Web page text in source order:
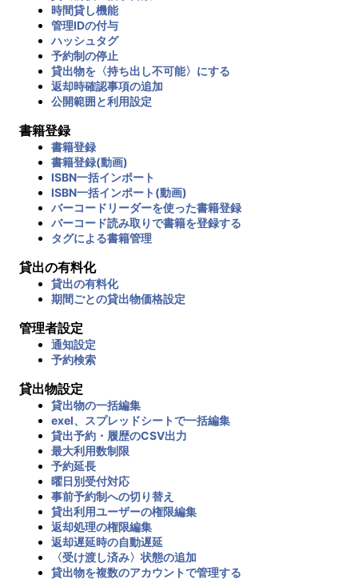
時間貸し機能
管理IDの付与
ハッシュタグ
予約制の停止
貸出物を〈持ち出し不可能〉にする
返却時確認事項の追加
公開範囲と利用設定
書籍登録
書籍登録
書籍登録(動画)
ISBN一括インポート
ISBN一括インポート(動画)
バーコードリーダーを使った書籍登録
バーコード読み取りで書籍を登録する
タグによる書籍管理
貸出の有料化
貸出の有料化
期間ごとの貸出物価格設定
管理者設定
通知設定
予約検索
貸出物設定
貸出物の一括編集
exel、スプレッドシートで一括編集
貸出予約・履歴のCSV出力
最大利用数制限
予約延長
曜日別受付対応
事前予約制への切り替え
貸出利用ユーザーの権限編集
返却処理の権限編集
返却遅延時の自動遅延
〈受け渡し済み〉状態の追加
貸出物を複数のアカウントで管理する